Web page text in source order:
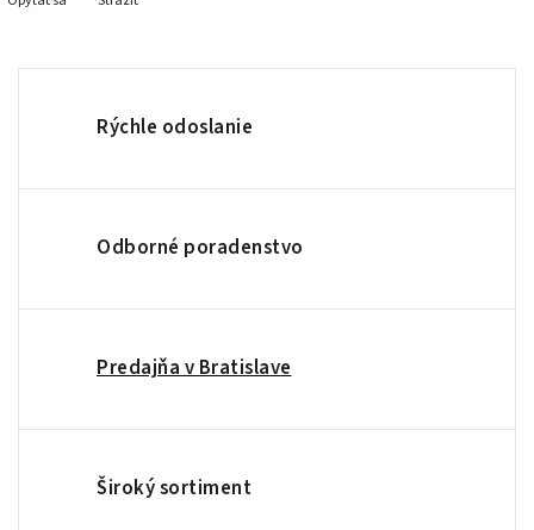
Rýchle odoslanie
Odborné poradenstvo
Predajňa v Bratislave
Široký sortiment